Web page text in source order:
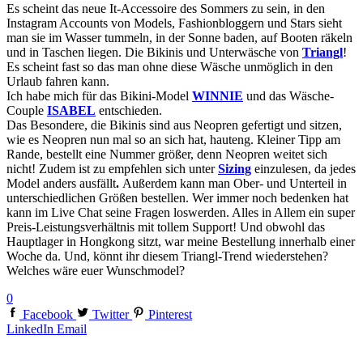
Es scheint das neue It-Accessoire des Sommers zu sein, in den
Instagram Accounts von Models, Fashionbloggern und Stars sieht
man sie im Wasser tummeln, in der Sonne baden, auf Booten räkeln
und in Taschen liegen. Die Bikinis und Unterwäsche von Triangl!
Es scheint fast so das man ohne diese Wäsche unmöglich in den
Urlaub fahren kann.
Ich habe mich für das Bikini-Model WINNIE und das Wäsche-
Couple ISABEL entschieden.
Das Besondere, die Bikinis sind aus Neopren gefertigt und sitzen,
wie es Neopren nun mal so an sich hat, hauteng. Kleiner Tipp am
Rande, bestellt eine Nummer größer, denn Neopren weitet sich
nicht! Zudem ist zu empfehlen sich unterSizing einzulesen, da jedes
Model anders ausfällt. Außerdem kann man Ober- und Unterteil in
unterschiedlichen Größen bestellen. Wer immer noch bedenken hat
kann im Live Chat seine Fragen loswerden. Alles in Allem ein super
Preis-Leistungsverhältnis mit tollem Support! Und obwohl das
Hauptlager in Hongkong sitzt, war meine Bestellung innerhalb einer
Woche da. Und, könnt ihr diesem Triangl-Trend wiederstehen?
Welches wäre euer Wunschmodel?
0
Facebook
Twitter
Pinterest
LinkedIn Email